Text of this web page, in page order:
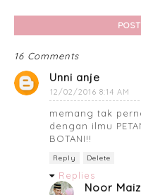
16 Comments
Unni anje
12/02/2016 8:14 AM
memang tak
dengan ilmu
BOTANI!!
Reply Delete
Replies
Noor